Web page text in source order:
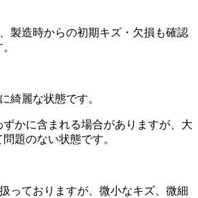
製造時からの初期キズ・欠損も確認
綺麗な状態です。
かに含まれる場合がありますが、大
題のない状態です。
っておりますが、微小なキズ、微細